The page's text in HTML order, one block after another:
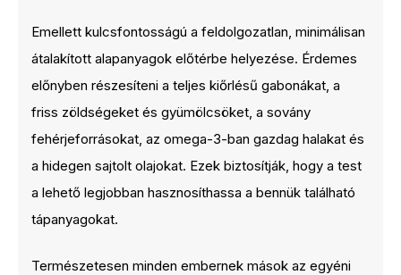
Emellett kulcsfontosságú a feldolgozatlan, minimálisan
átalakított alapanyagok előtérbe helyezése. Érdemes
előnyben részesíteni a teljes kiőrlésű gabonákat, a
friss zöldségeket és gyümölcsöket, a sovány
fehérjeforrásokat, az omega-3-ban gazdag halakat és
a hidegen sajtolt olajokat. Ezek biztosítják, hogy a test
a lehető legjobban hasznosíthassa a bennük található
tápanyagokat.
Természetesen minden embernek mások az egyéni